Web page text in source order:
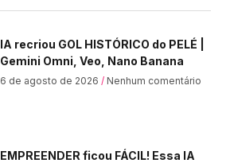
IA recriou GOL HISTÓRICO do PELÉ |
Gemini Omni, Veo, Nano Banana
6 de agosto de 2026 Nenhum comentário
EMPREENDER ficou FÁCIL! Essa IA